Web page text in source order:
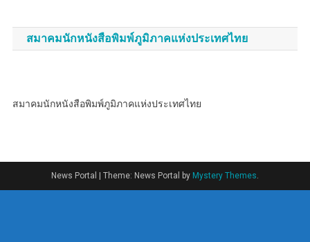
สมาคมนักหนังสือพิมพ์ภูมิภาคแห่งประเทศไทย
สมาคมนักหนังสือพิมพ์ภูมิภาคแห่งประเทศไทย
News Portal | Theme: News Portal by Mystery Themes.